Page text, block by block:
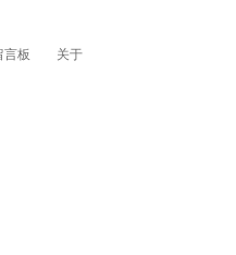
言板 关于